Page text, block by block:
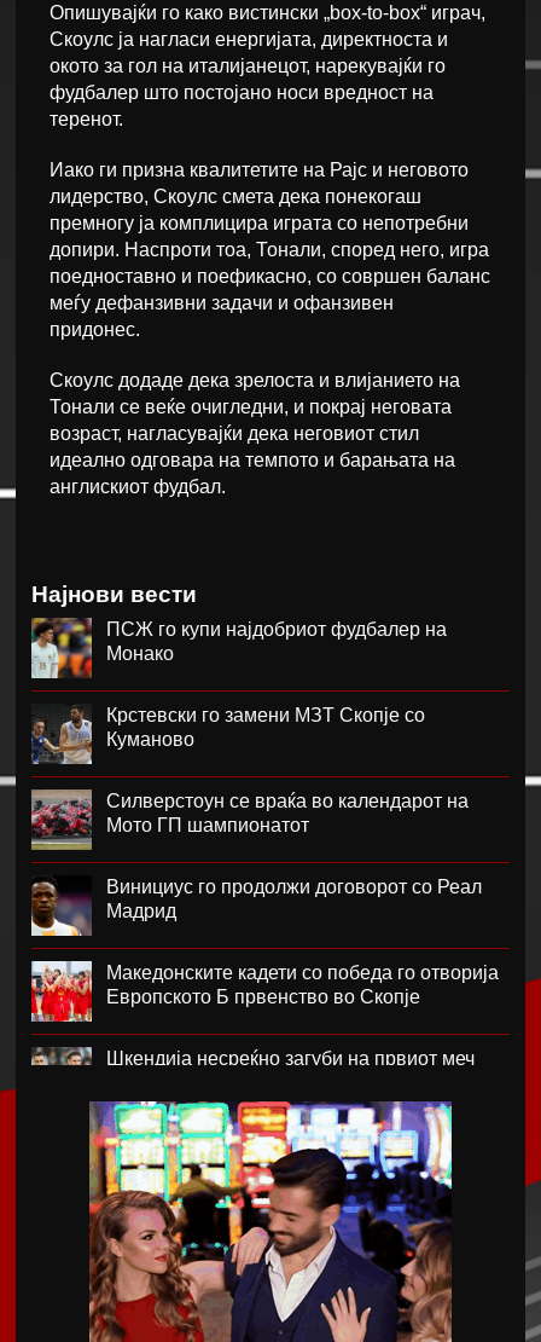
Опишувајќи го како вистински „box-to-box“ играч,
Скоулс ја нагласи енергијата, директноста и
окото за гол на италијанецот, нарекувајќи го
фудбалер што постојано носи вредност на
теренот.
Иако ги призна квалитетите на Рајс и неговото
лидерство, Скоулс смета дека понекогаш
премногу ја комплицира играта со непотребни
допири. Наспроти тоа, Тонали, според него, игра
поедноставно и поефикасно, со совршен баланс
меѓу дефанзивни задачи и офанзивен
придонес.
Скоулс додаде дека зрелоста и влијанието на
Тонали се веќе очигледни, и покрај неговата
возраст, нагласувајќи дека неговиот стил
идеално одговара на темпото и барањата на
англискиот фудбал.
Најнови вести
ПСЖ го купи најдобриот фудбалер на
Монако
Крстевски го замени МЗТ Скопје со
Куманово
Силверстоун се враќа во календарот на
Мото ГП шампионатот
Винициус го продолжи договорот со Реал
Мадрид
Македонските кадети со победа го отворија
Европското Б првенство во Скопје
Шкендија несреќно загуби на првиот меч
Реал го официјализира рекордниот
трансфер на Диоманде
Томас Волкап преговара со Дубаи
Перишиќ дал согласност за враќање во